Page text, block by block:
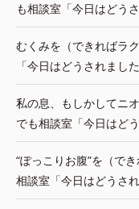
も相談室「今日はどう
むくみを（できればラ
「今日はどうされまし
私の息、もしかしてニ
でも相談室「今日はど
“ぽっこりお腹”を（で
相談室「今日はどうさ